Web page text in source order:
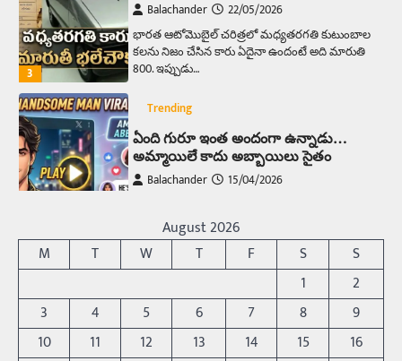
3
Balachander 22/05/2026
భారత ఆటోమొబైల్ చరిత్రలో మధ్యతరగతి కుటుంబాల
కలను నిజం చేసిన కారు ఏదైనా ఉందంటే అది మారుతి
800. ఇప్పుడు…
4
Trending
ఏంది గురూ ఇంత అందంగా ఉన్నాడు…
అమ్మాయిలే కాదు అబ్బాయిలు సైతం
Balachander 15/04/2026
బోమ్మ అని పిలుస్తాం. స్పెయిన్‌ అమ్మాయిలు చాలా
అందంగా ఉంటారనే నానుడి…
రోడ్డుపై ఏరులై పారిన బీర్లు… ఘాటుతో
మండుతున్న నోర్లు
Balachander 15/04/2026
August 2026
M
T W T F S
S
1
2
3
4 5 6 7 8
9
10
11 12 13 14 15
16